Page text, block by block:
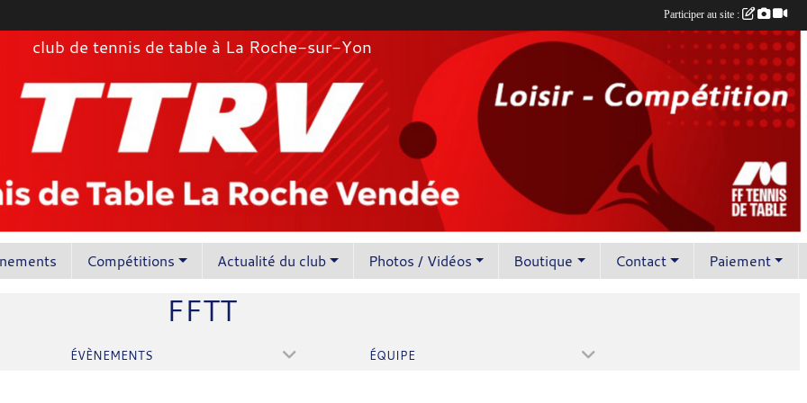
club de tennis de table à La Roche-sur-Yon
Compétitions Actualité du club Photos / Vidéos Boutique Contact Paiement
FFTT
ÉVÈNEMENTS ÉQUIPE
Participer au site :